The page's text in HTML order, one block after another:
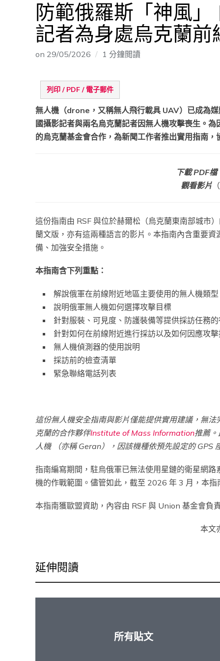
防範俄羅斯「神風
記者為身處烏克蘭
on 29/05/2026 1 分鐘閲讀
列印 / PDF / 電子郵件
無人機（drone，又稱無人飛行載具 UAV）已成為
國攝影記者與兩名烏克蘭記者因無人機攻擊喪生。
的烏克蘭基金會合作，為新聞工作者推出實用指南
下載 PDF檔
觀看影片 （
這份指南由 RSF 與位於赫爾松（烏克蘭東南部城市
蘭文版，亦有這兩種語言的影片。本指南內含重要
備、加強安全措施。
本指南含下列重點：
解說俄軍在前線附近地區主要使用的無人機類型
說明俄軍無人機如何選擇攻擊目標
針對服裝、可見度、防護裝備等提供採訪任務
針對如何在前線附近進行採訪以及如何因應攻
無人機偵測器的使用說明
採訪前的檢查清單
緊急聯絡電話列表
這份無人機安全指南與影片僅能提供實用建議，無
克蘭的合作夥伴Institute of Mass Information推薦
人機 （亦稱 Geran），因該機種依預先設定的 GPS
指南編寫期間，駐烏俄軍已無法使用星鏈的衛星網
機的作戰範圍。儘管如此，截至 2026 年 3 月，本
本指南獲歐盟資助，內容由 RSF 與 Union 基金會負
本文
延伸閱讀
所有貼文